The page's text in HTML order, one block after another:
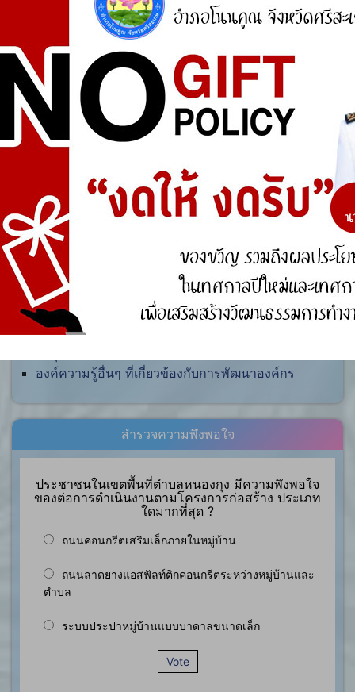
ศูนย์ร้องเรียน
สำนักงานคณะกรรมการป้องกันและปราบปรามการ
ทุจริตแห่งชาติ (ป.ป.ช.)
ทุจริตในภาครัฐ
การจัดการความรู้ (KM)
องค์ความรู้ที่สนับสนุน วิสัยทัศน์ พันธกิจ ยุทธศาสตร์
ขององค์กร
องค์ความรู้จากประสบการณ์ที่องค์กรได้สั่งสมมา
องค์ความรู้ที่ใช้แก้ไขปัญหาที่องค์กรประสบอยู่ใน
องค์ความรู้อื่นๆ ที่เกี่ยวข้องกับการพัฒนาองค์กร
สำรวจความพึงพอใจ
ประชาชนในเขตพื้นที่ตำบลหนองกุง มีความพึงพอใจ
ของต่อการดำเนินงานตามโครงการก่อสร้าง ประเภท
ใดมากที่สุด ?
ถนนคอนกรีตเสริมเล็กภายในหมู่บ้าน
ถนนลาดยางแอสฟัลท์ติกคอนกรีตระหว่างหมู่บ้านและ
ตำบล
ระบบประปาหมู่บ้านแบบบาดาลขนาดเล็ก
Vote